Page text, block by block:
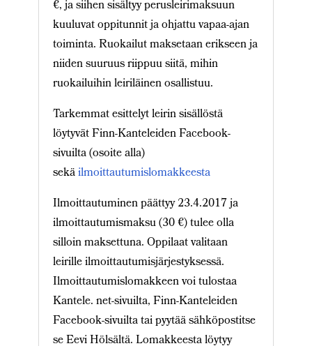
€, ja siihen sisältyy perusleirimaksuun
kuuluvat oppitunnit ja ohjattu vapaa-ajan
toiminta. Ruokailut maksetaan erikseen ja
niiden suuruus riippuu siitä, mihin
ruokailuihin leiriläinen osallistuu.
Tarkemmat esittelyt leirin sisällöstä
löytyvät Finn-Kanteleiden Facebook-
sivuilta (osoite alla)
sekäilmoittautumislomakkeesta
Ilmoittautuminen päättyy 23.4.2017 ja
ilmoittautumismaksu (30 €) tulee olla
silloin maksettuna. Oppilaat valitaan
leirille ilmoittautumisjärjestyksessä.
Ilmoittautumislomakkeen voi tulostaa
Kantele. net-sivuilta, Finn-Kanteleiden
Facebook-sivuilta tai pyytää sähköpostitse
se Eevi Hölsältä. Lomakkeesta löytyy